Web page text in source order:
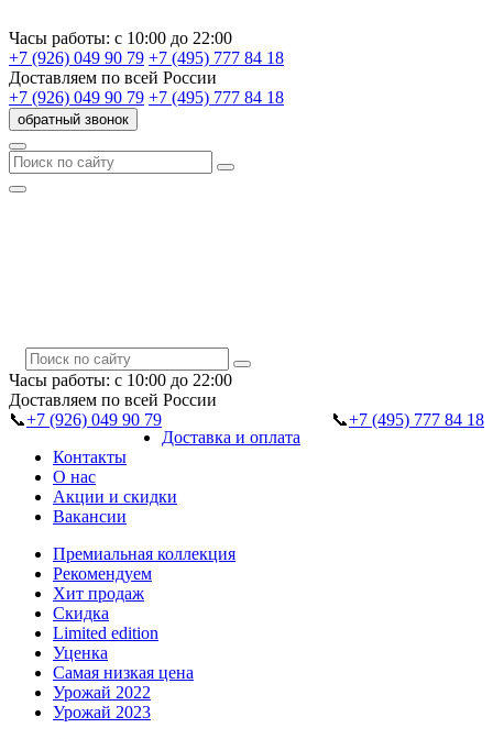
Часы работы: с 10:00 до 22:00
+7 (926) 049 90 79 +7 (495) 777 84 18
Доставляем по всей России
+7 (926) 049 90 79 +7 (495) 777 84 18
обратный звонок
Часы работы: с 10:00 до 22:00
Доставляем по всей России
📞+7 (926) 049 90 79 📞+7 (495) 777 84 18
Доставка и оплата
Контакты
О нас
Акции и скидки
Вакансии
Премиальная коллекция
Рекомендуем
Хит продаж
Скидка
Limited edition
Уценка
Самая низкая цена
Урожай 2022
Урожай 2023